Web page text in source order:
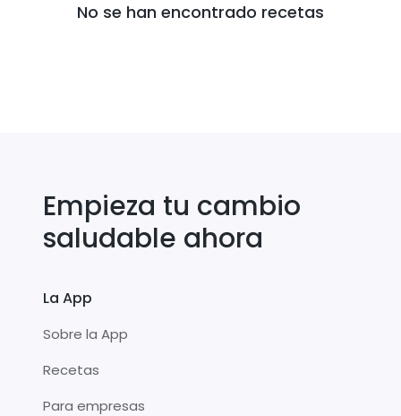
No se han encontrado recetas
Empieza tu cambio
saludable ahora
La App
Sobre la App
Recetas
Para empresas